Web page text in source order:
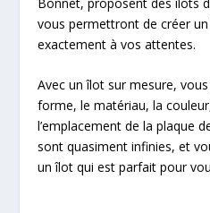
vous permettront de créer
exactement à vos attentes.
Avec un îlot sur mesure,
forme, le matériau, la
l’emplacement de la plaque
sont quasiment infinies, et
un îlot qui est parfait pour